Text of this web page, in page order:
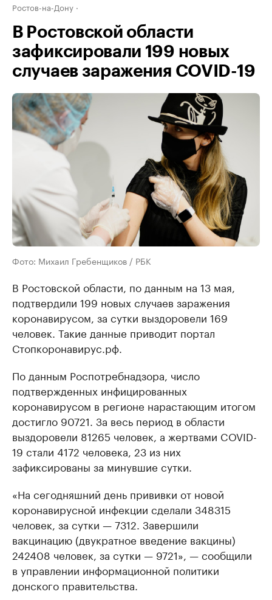
Ростов-на-Дону
В Ростовской области
зафиксировали 199 новых
случаев заражения COVID-19
Фото: Михаил Гребенщиков / РБК
В Ростовской области, по данным на 13 мая,
подтвердили 199 новых случаев заражения
коронавирусом, за сутки выздоровели 169
человек. Такие данные приводит портал
Стопкоронавирус.рф.
По данным Роспотребнадзора, число
подтвержденных инфицированных
коронавирусом в регионе нарастающим итогом
достигло 90721. За весь период в области
выздоровели 81265 человек, а жертвами COVID-
19 стали 4172 человека, 23 из них
зафиксированы за минувшие сутки.
«На сегодняшний день прививки от новой
коронавирусной инфекции сделали 348315
человек, за сутки — 7312. Завершили
вакцинацию (двукратное введение вакцины)
242408 человек, за сутки — 9721», — сообщили
в управлении информационной политики
донского правительства.